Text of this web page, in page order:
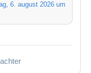
6. august 2026 um